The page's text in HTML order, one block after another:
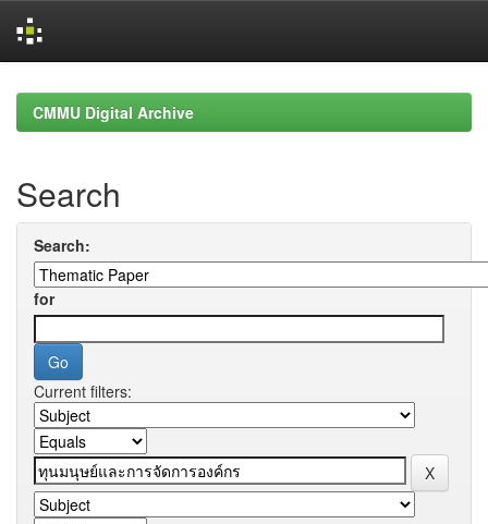
navigationCMMU Digital Archive
Search
Search:
for
Current filters: